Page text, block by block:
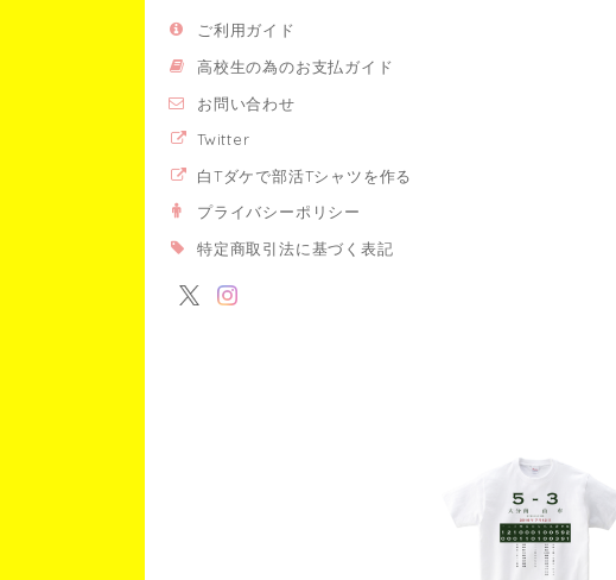
ご利用ガイド
高校生の為のお支払ガイド
お問い合わせ
Twitter
白Tダケで部活Tシャツを作る
プライバシーポリシー
特定商取引法に基づく表記